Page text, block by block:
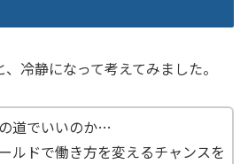
冷静になって考えてみました。
道でいいのか…
ルドで働き方を変えるチャンスを